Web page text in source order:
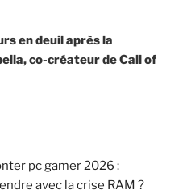
en deuil après la
co-créateur de Call of
pc gamer 2026 :
avec la crise RAM ?